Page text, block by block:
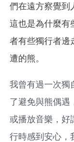
們在遠方察覺到
這也是為什麼有
者有些獨行者邊
遭的熊。
我曾有過一次獨
了避免與熊偶遇
或播放音樂，好
行時感到安心，